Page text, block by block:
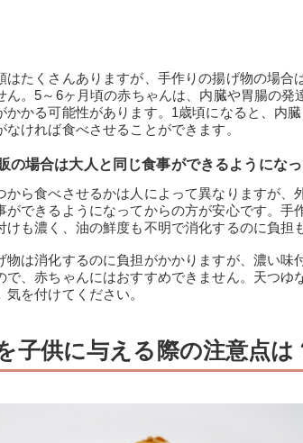
はたくさんありますが、手作りの揚げ物の場合
ん。5～6ヶ月頃の赤ちゃんは、内臓や胃腸の
かかる可能性があります。1歳頃になると、内
なければ食べさせることができます。
の場合は大人と同じ食事ができるようにな
から食べさせるかは人によって異なりますが、
ができるようになってからの方が安心です。
けも濃く、油の鮮度も不明で消化するのに負担
物は消化するのに負担がかかりますが、濃い味
で、赤ちゃんにはおすすめできません。天つゆ
気を付けてください。
子供に与える際の注意点は